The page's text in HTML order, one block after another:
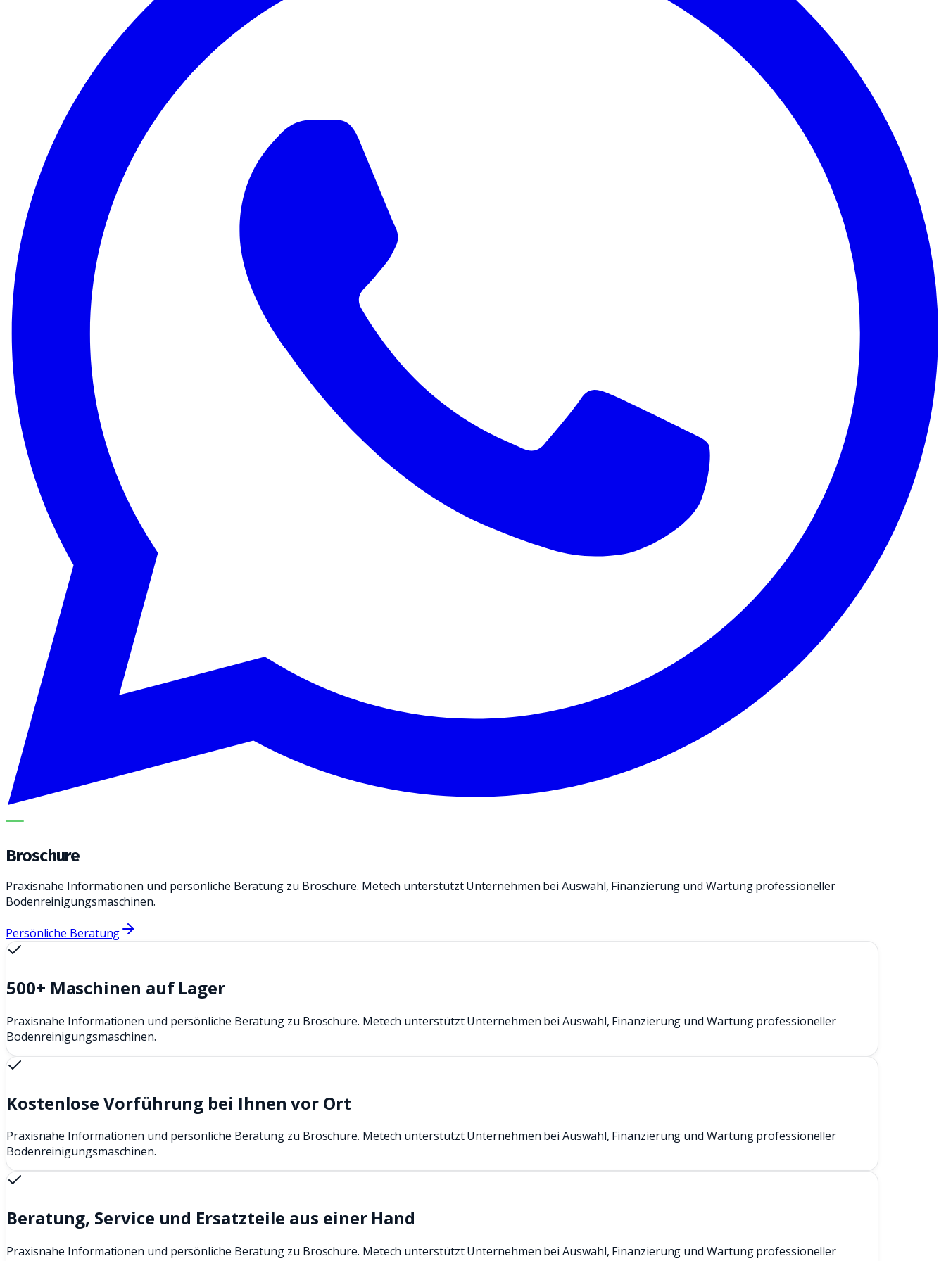
METECH
Broschure
Praxisnahe Informationen und persönliche Beratung zu Broschure. Metech unterstützt Unternehmen bei Auswahl, Finanzierung und Wartung professioneller
Bodenreinigungsmaschinen.
Persönliche Beratung
500+ Maschinen auf Lager
Praxisnahe Informationen und persönliche Beratung zu Broschure. Metech unterstützt Unternehmen bei Auswahl, Finanzierung und Wartung professioneller
Bodenreinigungsmaschinen.
Kostenlose Vorführung bei Ihnen vor Ort
Praxisnahe Informationen und persönliche Beratung zu Broschure. Metech unterstützt Unternehmen bei Auswahl, Finanzierung und Wartung professioneller
Bodenreinigungsmaschinen.
Beratung, Service und Ersatzteile aus einer Hand
Praxisnahe Informationen und persönliche Beratung zu Broschure. Metech unterstützt Unternehmen bei Auswahl, Finanzierung und Wartung professioneller